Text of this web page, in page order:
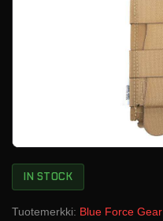
IN STOCK
Tuotemerkki: Blue Force Gear